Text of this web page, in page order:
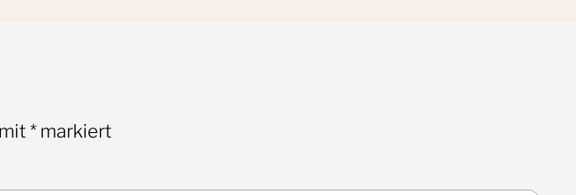
* markiert